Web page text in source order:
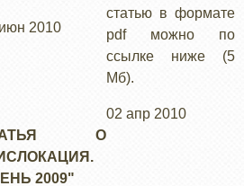
2010
статью в формате
pdf можно по
ссылке ниже (5
Мб).
02 апр 2010
О
2009"